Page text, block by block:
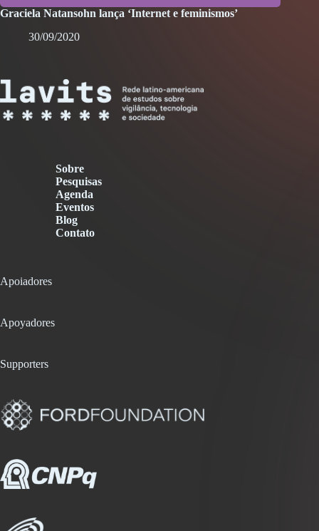
Graciela Natansohn lança ‘Internet e feminismos’
30/09/2020
Sobre
Pesquisas
Agenda
Eventos
Blog
Contato
Apoiadores
Apoyadores
Supporters